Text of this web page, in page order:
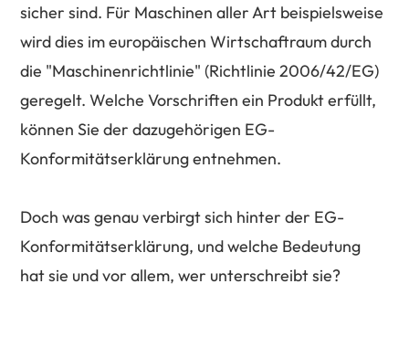
sicher sind. Für Maschinen aller Art beispielsweise
wird dies im europäischen Wirtschaftraum durch
die "Maschinenrichtlinie" (Richtlinie 2006/42/EG)
geregelt. Welche Vorschriften ein Produkt erfüllt,
können Sie der dazugehörigen EG-
Konformitätserklärung entnehmen.
Doch was genau verbirgt sich hinter der EG-
Konformitätserklärung, und welche Bedeutung
hat sie und vor allem, wer unterschreibt sie?